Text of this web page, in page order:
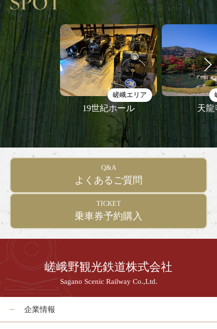
嵯峨エリア
19世紀ホール 天龍
Q&A
よくあるご質問
TICKET
乗車券予約購入
嵯峨野観光鉄道株式会社
Sagano Scenic Railway Co.,Ltd.
企業情報